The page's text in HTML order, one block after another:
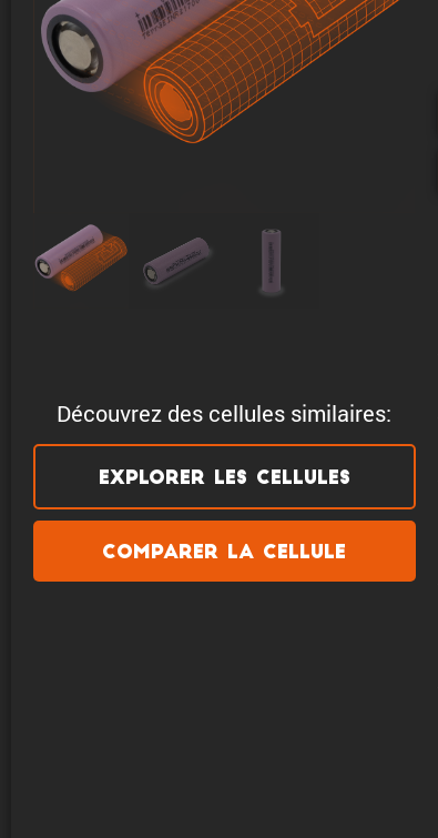
Découvrez des cellules similaires:
Explorer les cellules
Comparer la cellule